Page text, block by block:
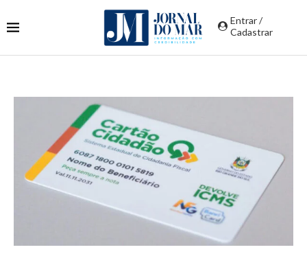
Entrar /
Cadastrar